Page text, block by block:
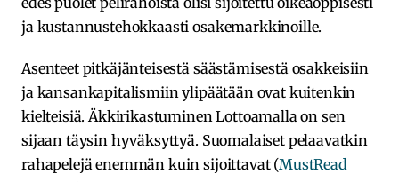
ja kustannustehokkaasti osakemarkkinoille.
Asenteet pitkäjänteisestä säästämisestä osakkeisiin
ja kansankapitalismiin ylipäätään ovat kuitenkin
kielteisiä. Äkkirikastuminen Lottoamalla on sen
sijaan täysin hyväksyttyä. Suomalaiset pelaavatkin
rahapelejä enemmän kuin sijoittavat (MustRead